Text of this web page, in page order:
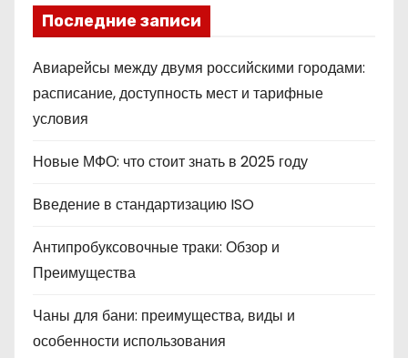
Последние записи
Авиарейсы между двумя российскими городами:
расписание, доступность мест и тарифные
условия
Новые МФО: что стоит знать в 2025 году
Введение в стандартизацию ISO
Антипробуксовочные траки: Обзор и
Преимущества
Чаны для бани: преимущества, виды и
особенности использования